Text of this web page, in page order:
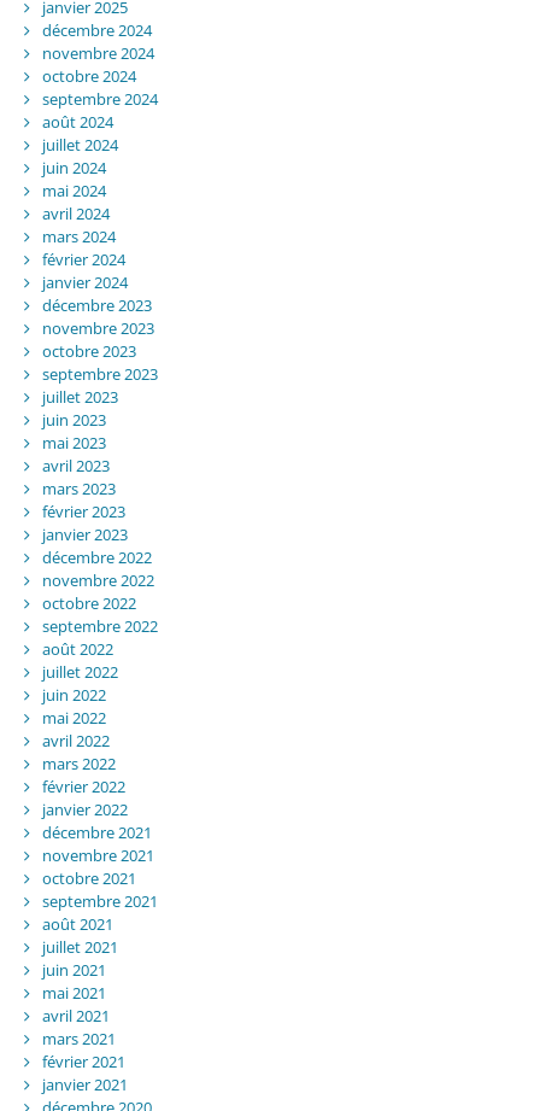
janvier 2025
décembre 2024
novembre 2024
octobre 2024
septembre 2024
août 2024
juillet 2024
juin 2024
mai 2024
avril 2024
mars 2024
février 2024
janvier 2024
décembre 2023
novembre 2023
octobre 2023
septembre 2023
juillet 2023
juin 2023
mai 2023
avril 2023
mars 2023
février 2023
janvier 2023
décembre 2022
novembre 2022
octobre 2022
septembre 2022
août 2022
juillet 2022
juin 2022
mai 2022
avril 2022
mars 2022
février 2022
janvier 2022
décembre 2021
novembre 2021
octobre 2021
septembre 2021
août 2021
juillet 2021
juin 2021
mai 2021
avril 2021
mars 2021
février 2021
janvier 2021